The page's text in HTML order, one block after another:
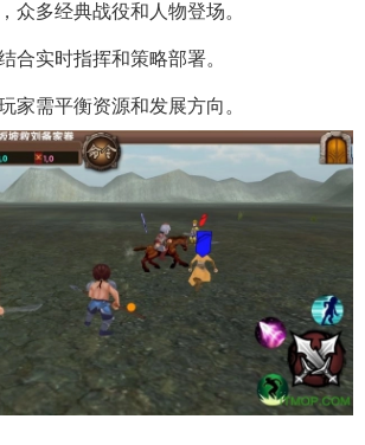
众多经典战役和人物登场。
合实时指挥和策略部署。
家需平衡资源和发展方向。